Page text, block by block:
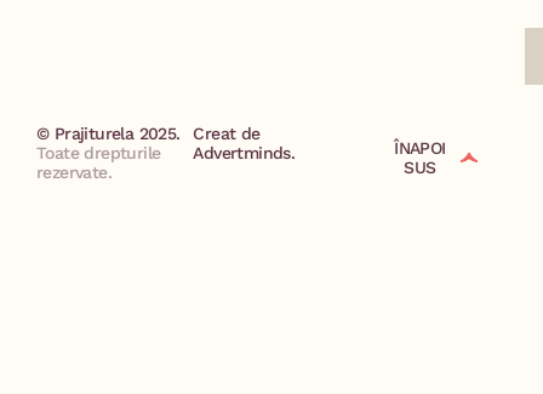
© Prajiturela 2025.
Toate drepturile
rezervate.
Creat de
Advertminds.
ÎNAPOI
SUS